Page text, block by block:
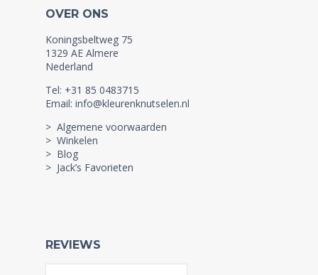
OVER ONS
Koningsbeltweg 75
1329 AE Almere
Nederland
Tel: +31 85 0483715
Email: info@kleurenknutselen.nl
> Algemene voorwaarden
> Winkelen
> Blog
> Jack’s Favorieten
REVIEWS